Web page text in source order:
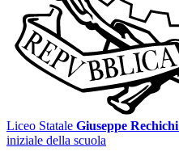
Liceo Statale Giuseppe Rechichi
iniziale della scuola